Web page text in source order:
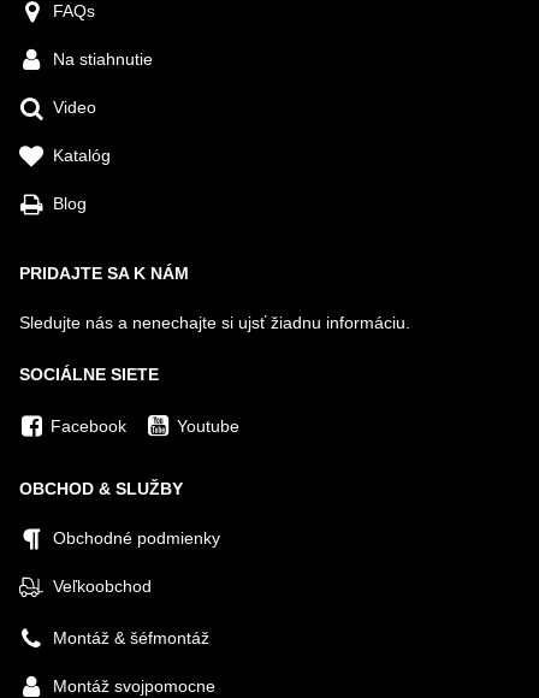
FAQs
Na stiahnutie
Video
Katalóg
Blog
PRIDAJTE SA K NÁM
Sledujte nás a nenechajte si ujsť žiadnu informáciu.
SOCIÁLNE SIETE
Facebook Youtube
OBCHOD & SLUŽBY
Obchodné podmienky
Veľkoobchod
Montáž & šéfmontáž
Montáž svojpomocne